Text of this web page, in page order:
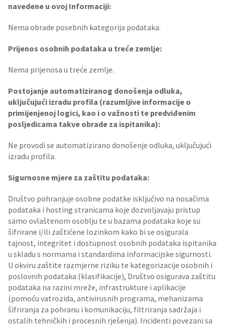
navedene u ovoj Informaciji:
Nema obrade posebnih kategorija podataka.
Prijenos osobnih podataka u treće zemlje:
Nema prijenosa u treće zemlje.
Postojanje automatiziranog donošenja odluka,
uključujući izradu profila (razumljive informacije o
primijenjenoj logici, kao i o važnosti te predviđenim
posljedicama takve obrade za ispitanika):
Ne provodi se automatizirano donošenje odluka, uključujući
izradu profila.
Sigurnosne mjere za zaštitu podataka:
Društvo pohranjuje osobne podatke isključivo na nosačima
podataka i hosting stranicama koje dozvoljavaju pristup
samo ovlaštenom osoblju te u bazama podataka koje su
šifrirane i/ili zaštićene lozinkom kako bi se osigurala
tajnost, integritet i dostupnost osobnih podataka ispitanika
u skladu s normama i standardima informacijske sigurnosti.
U okviru zaštite razmjerne riziku te kategorizacije osobnih i
poslovnih podataka (klasifikacije), Društvo osigurava zaštitu
podataka na razini mreže, infrastrukture i aplikacije
(pomoću vatrozida, antivirusnih programa, mehanizama
šifriranja za pohranu i komunikaciju, filtriranja sadržaja i
ostalih tehničkih i procesnih rješenja). Incidenti povezani sa